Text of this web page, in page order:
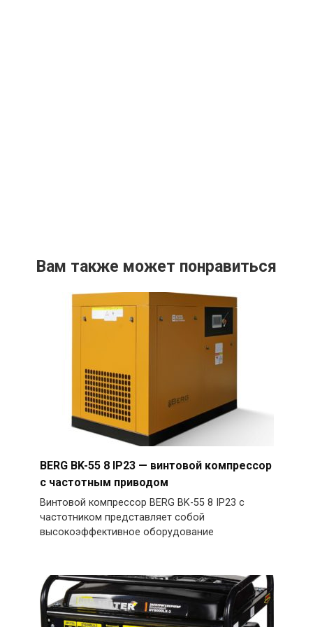
Вам также может понравиться
BERG BK-55 8 IP23 — винтовой компрессор
с частотным приводом
Винтовой компрессор BERG BK-55 8 IP23 с
частотником представляет собой
высокоэффективное оборудование